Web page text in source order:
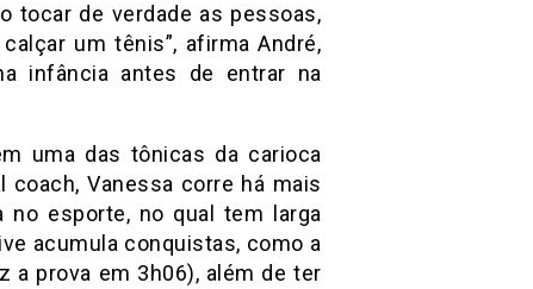
tocar de verdade as pessoas,
um tênis”, afirma André,
infância antes de entrar na
uma das tônicas da carioca
coach, Vanessa corre há mais
esporte, no qual tem larga
acumula conquistas, como a
a prova em 3h06), além de ter